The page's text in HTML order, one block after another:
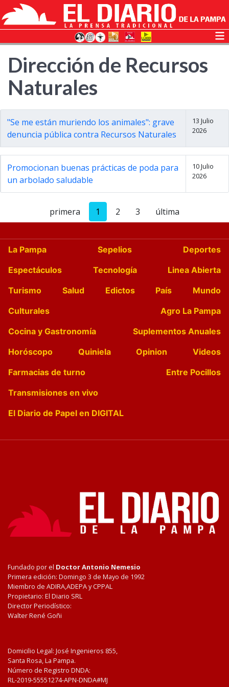
Dirección de Recursos
Naturales
"Se me están muriendo los animales": grave
denuncia pública contra Recursos Naturales
13 Julio
2026
Promocionan buenas prácticas de poda para
un arbolado saludable
10 Julio
2026
primera 1 2 3 última
La Pampa Sepelios
Deportes
Espectáculos
Tecnología
Linea Abierta
Turismo
Salud Edictos País
Mundo
Culturales
Agro La Pampa
Cocina y Gastronomía
Suplementos Anuales
Horóscopo
Quiniela Opinion
Videos
Farmacias de turno
Entre Pocillos
Transmisiones en vivo
El Diario de Papel en DIGITAL
Fundado por el Doctor Antonio Nemesio
Primera edición: Domingo 3 de Mayo de 1992
Miembro de ADIRA,ADEPA y CPPAL
Propietario: El Diario SRL
Director Periodístico:
Walter René Goñi
Domicilio Legal: José Ingenieros 855,
Santa Rosa, La Pampa.
Número de Registro DNDA:
RL-2019-55551274-APN-DNDA#MJ